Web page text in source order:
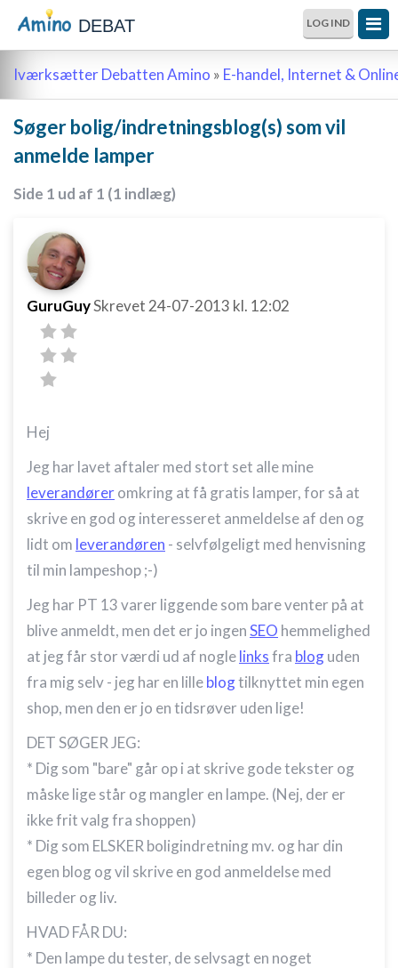
DEBAT LOG IND
Iværksætter Debatten Amino » E-handel, Internet &
Søger bolig/indretningsblog(s) som vil
anmelde lamper
Side 1 ud af 1 (1 indlæg)
GuruGuySkrevet 24-07-2013 kl. 12:02
Hej
Jeg har lavet aftaler med stort set alle mine
leverandøreromkring at få gratis lamper, for så at
skrive en god og interesseret anmeldelse af den og
lidt om leverandøren - selvfølgeligt med henvisning
til min lampeshop ;-)
Jeg har PT 13 varer liggende som bare venter på at
blive anmeldt, men det er jo ingenSEO hemmelighed
at jeg får stor værdi ud af noglelinksfra bloguden
fra mig selv - jeg har en lilleblogtilknyttet min egen
shop, men den er jo en tidsrøver uden lige!
DET SØGER JEG:
* Dig som "bare" går op i at skrive gode tekster og
måske lige står og mangler en lampe. (Nej, der er
ikke frit valg fra shoppen)
* Dig som ELSKER boligindretning mv. og har din
egen blog og vil skrive en god anmeldelse med
billeder og liv.
HVAD FÅR DU:
* Den lampe du tester, de selvsagt en noget